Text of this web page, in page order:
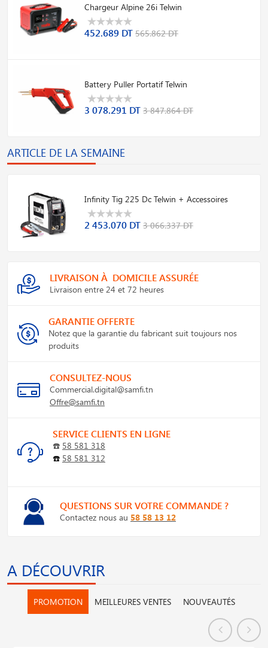
Chargeur Alpine 26i Telwin
452.689 DT 565.862 DT
Battery Puller Portatif Telwin
3 078.291 DT 3 847.864 DT
ARTICLE DE LA SEMAINE
Infinity Tig 225 Dc Telwin + Accessoires
2 453.070 DT 3 066.337 DT
LIVRAISON À DOMICILE ASSURÉE
Livraison entre 24 et 72 heures
GARANTIE OFFERTE
Notez que la garantie du fabricant suit toujours nos
produits
CONSULTEZ-NOUS
Commercial.digital@samfi.tn
Offre@samfi.tn
SERVICE CLIENTS EN LIGNE
☎️ 58 581 318
☎️ 58 581 312
QUESTIONS SUR VOTRE COMMANDE ?
Contactez nous au 58 58 13 12
A DÉCOUVRIR
PROMOTION MEILLEURES VENTES NOUVEAUTÉS